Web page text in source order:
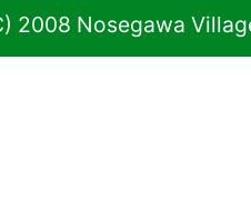
2008 Nosegawa